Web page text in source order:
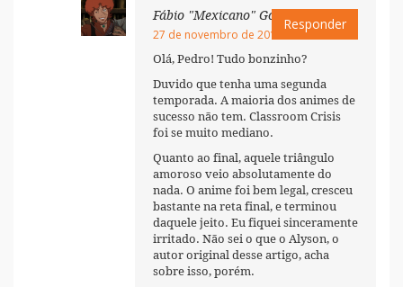
Fábio "Mexicano" Godoy
27 de novembro de 2018 às 17:43
Olá, Pedro! Tudo bonzinho?
Duvido que tenha uma segunda
temporada. A maioria dos animes de
sucesso não tem. Classroom Crisis
foi se muito mediano.
Quanto ao final, aquele triângulo
amoroso veio absolutamente do
nada. O anime foi bem legal, cresceu
bastante na reta final, e terminou
daquele jeito. Eu fiquei sinceramente
irritado. Não sei o que o Alyson, o
autor original desse artigo, acha
sobre isso, porém.
Responder